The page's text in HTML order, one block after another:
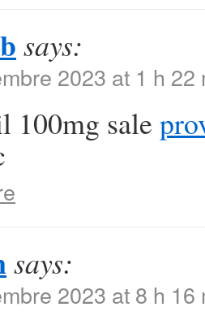
says:
2023 at 1 h 22
100mg sale
says:
2023 at 8 h 16